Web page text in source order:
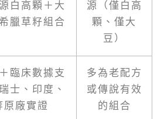
白高顆＋大
臘草籽組合
源（僅白高
顆、僅大
豆）
臨床數據支
士、印度、
原廠實證
多為老配方
或傳說有效
的組合